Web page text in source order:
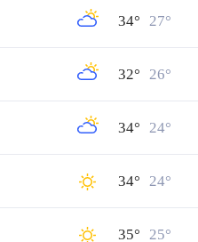
34° 27°
32° 26°
34° 24°
34° 24°
35° 25°